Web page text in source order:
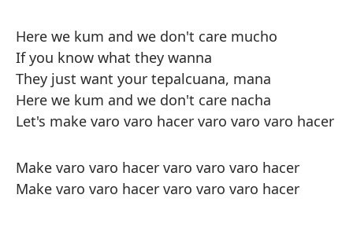
Here we kum and we don't care mucho
If you know what they wanna
They just want your tepalcuana, mana
Here we kum and we don't care nacha
Let's make varo varo hacer varo varo varo hacer
Make varo varo hacer varo varo varo hacer
Make varo varo hacer varo varo varo hacer